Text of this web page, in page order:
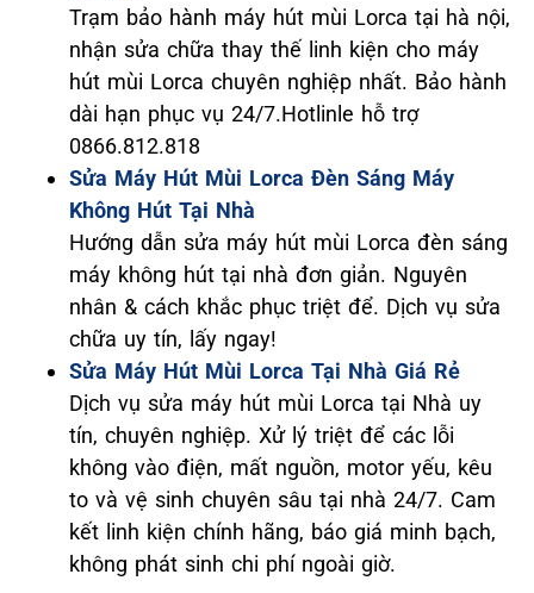
Trạm bảo hành máy hút mùi Lorca tại hà nội,
nhận sửa chữa thay thế linh kiện cho máy
hút mùi Lorca chuyên nghiệp nhất. Bảo hành
dài hạn phục vụ 24/7.Hotlinle hỗ trợ
0866.812.818
Sửa Máy Hút Mùi Lorca Đèn Sáng Máy
Không Hút Tại Nhà
Hướng dẫn sửa máy hút mùi Lorca đèn sáng
máy không hút tại nhà đơn giản. Nguyên
nhân & cách khắc phục triệt để. Dịch vụ sửa
chữa uy tín, lấy ngay!
Sửa Máy Hút Mùi Lorca Tại Nhà Giá Rẻ
Dịch vụ sửa máy hút mùi Lorca tại Nhà uy
tín, chuyên nghiệp. Xử lý triệt để các lỗi
không vào điện, mất nguồn, motor yếu, kêu
to và vệ sinh chuyên sâu tại nhà 24/7. Cam
kết linh kiện chính hãng, báo giá minh bạch,
không phát sinh chi phí ngoài giờ.